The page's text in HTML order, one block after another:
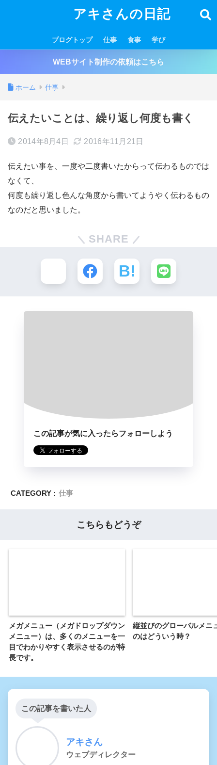
アキさんの日記
ブログトップ 仕事 食事 学び
WEBサイト制作の依頼はこちら
ホーム 仕事
伝えたいことは、繰り返し何度も書く
2014年8月4日 2016年11月21日
伝えたい事を、一度や二度書いたからって伝わるものでは
なくて、
何度も繰り返し色んな角度から書いてようやく伝わるもの
なのだと思いました。
SHARE
この記事が気に入ったらフォローしよう
CATEGORY : 仕事
こちらもどうぞ
メガメニュー（メガドロップダウン
メニュー）は、多くのメニューを一
目でわかりやすく表示させるのが特
長です。
縦並びのグローバルメニ
のはどういう時？
この記事を書いた人
アキさん
ウェブディレクター